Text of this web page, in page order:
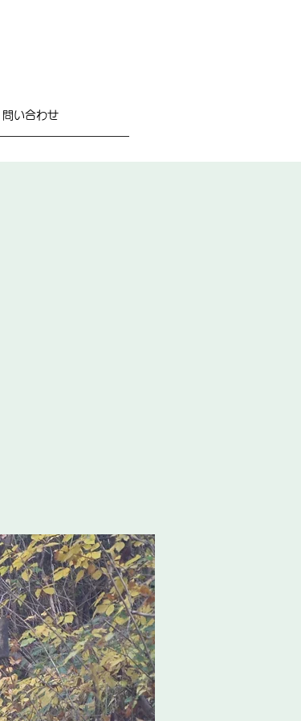
問い合わせ